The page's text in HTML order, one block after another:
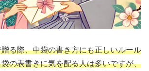
る際、中袋の書き方にも正しいルール
の表書きに気を配る人は多いですが、